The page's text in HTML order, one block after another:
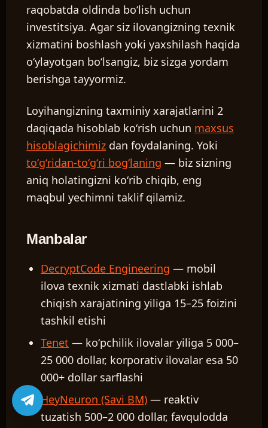
raqobatda oldinda boʻlish uchun
investitsiya. Agar siz ilovangizning texnik
xizmatini boshlash yoki yaxshilash haqida
oʻylayotgan boʻlsangiz, biz sizga yordam
berishga tayyormiz.
Loyihangizning taxminiy xarajatlarini 2
daqiqada hisoblab koʻrish uchun maxsus
hisoblagichimiz dan foydalaning. Yoki
toʻgʻridan-toʻgʻri bogʻlaning — biz sizning
aniq holatingizni koʻrib chiqib, eng
maqbul yechimni taklif qilamiz.
Manbalar
DecryptCode Engineering — mobil
ilova texnik xizmati dastlabki ishlab
chiqish xarajatining yiliga 15–25 foizini
tashkil etishi
Tenet — koʻpchilik ilovalar yiliga 5 000–
25 000 dollar, korporativ ilovalar esa 50
000+ dollar sarflashi
HeyNeuron (Savi BM) — reaktiv
tuzatish 500–2 000 dollar, favqulodda